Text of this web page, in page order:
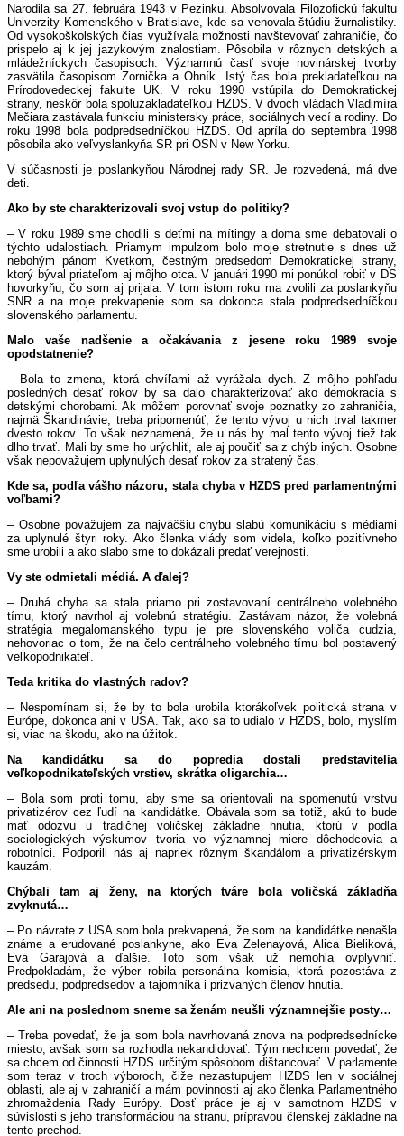
Narodila sa 27. februára 1943 v Pezinku. Absolvovala Filozofickú fakultu
Univerzity Komenského v Bratislave, kde sa venovala štúdiu žurnalistiky.
Od vysokoškolských čias využívala možnosti navštevovať zahraničie, čo
prispelo aj k jej jazykovým znalostiam. Pôsobila v rôznych detských a
mládežníckych časopisoch. Významnú časť svoje novinárskej tvorby
zasvätila časopisom Zornička a Ohník. Istý čas bola prekladateľkou na
Prírodovedeckej fakulte UK. V roku 1990 vstúpila do Demokratickej
strany, neskôr bola spoluzakladateľkou HZDS. V dvoch vládach Vladimíra
Mečiara zastávala funkciu ministersky práce, sociálnych vecí a rodiny. Do
roku 1998 bola podpredsedníčkou HZDS. Od apríla do septembra 1998
pôsobila ako veľvyslankyňa SR pri OSN v New Yorku.
V súčasnosti je poslankyňou Národnej rady SR. Je rozvedená, má dve
deti.
Ako by ste charakterizovali svoj vstup do politiky?
– V roku 1989 sme chodili s deťmi na mítingy a doma sme debatovali o
týchto udalostiach. Priamym impulzom bolo moje stretnutie s dnes už
nebohým pánom Kvetkom, čestným predsedom Demokratickej strany,
ktorý býval priateľom aj môjho otca. V januári 1990 mi ponúkol robiť v DS
hovorkyňu, čo som aj prijala. V tom istom roku ma zvolili za poslankyňu
SNR a na moje prekvapenie som sa dokonca stala podpredsedníčkou
slovenského parlamentu.
Malo vaše nadšenie a očakávania z jesene roku 1989 svoje
opodstatnenie?
– Bola to zmena, ktorá chvíľami až vyrážala dych. Z môjho pohľadu
posledných desať rokov by sa dalo charakterizovať ako demokracia s
detskými chorobami. Ak môžem porovnať svoje poznatky zo zahraničia,
najmä Škandinávie, treba pripomenúť, že tento vývoj u nich trval takmer
dvesto rokov. To však neznamená, že u nás by mal tento vývoj tiež tak
dlho trvať. Mali by sme ho urýchliť, ale aj poučiť sa z chýb iných. Osobne
však nepovažujem uplynulých desať rokov za stratený čas.
Kde sa, podľa vášho názoru, stala chyba v HZDS pred parlamentnými
voľbami?
– Osobne považujem za najväčšiu chybu slabú komunikáciu s médiami
za uplynulé štyri roky. Ako členka vlády som videla, koľko pozitívneho
sme urobili a ako slabo sme to dokázali predať verejnosti.
Vy ste odmietali médiá. A ďalej?
– Druhá chyba sa stala priamo pri zostavovaní centrálneho volebného
tímu, ktorý navrhol aj volebnú stratégiu. Zastávam názor, že volebná
stratégia megalomanského typu je pre slovenského voliča cudzia,
nehovoriac o tom, že na čelo centrálneho volebného tímu bol postavený
veľkopodnikateľ.
Teda kritika do vlastných radov?
– Nespomínam si, že by to bola urobila ktorákoľvek politická strana v
Európe, dokonca ani v USA. Tak, ako sa to udialo v HZDS, bolo, myslím
si, viac na škodu, ako na úžitok.
Na kandidátku sa do popredia dostali predstavitelia
veľkopodnikateľských vrstiev, skrátka oligarchia…
– Bola som proti tomu, aby sme sa orientovali na spomenutú vrstvu
privatizérov cez ľudí na kandidátke. Obávala som sa totiž, akú to bude
mať odozvu u tradičnej voličskej základne hnutia, ktorú v podľa
sociologických výskumov tvoria vo významnej miere dôchodcovia a
robotníci. Podporili nás aj napriek rôznym škandálom a privatizérskym
kauzám.
Chýbali tam aj ženy, na ktorých tváre bola voličská základňa
zvyknutá…
– Po návrate z USA som bola prekvapená, že som na kandidátke nenašla
známe a erudované poslankyne, ako Eva Zelenayová, Alica Bieliková,
Eva Garajová a ďalšie. Toto som však už nemohla ovplyvniť.
Predpokladám, že výber robila personálna komisia, ktorá pozostáva z
predsedu, podpredsedov a tajomníka i prizvaných členov hnutia.
Ale ani na poslednom sneme sa ženám neušli významnejšie posty…
– Treba povedať, že ja som bola navrhovaná znova na podpredsednícke
miesto, avšak som sa rozhodla nekandidovať. Tým nechcem povedať, že
sa chcem od činnosti HZDS určitým spôsobom dištancovať. V parlamente
som teraz v troch výboroch, čiže nezastupujem HZDS len v sociálnej
oblasti, ale aj v zahraničí a mám povinnosti aj ako členka Parlamentného
zhromaždenia Rady Európy. Dosť práce je aj v samotnom HZDS v
súvislosti s jeho transformáciou na stranu, prípravou členskej základne na
tento prechod.